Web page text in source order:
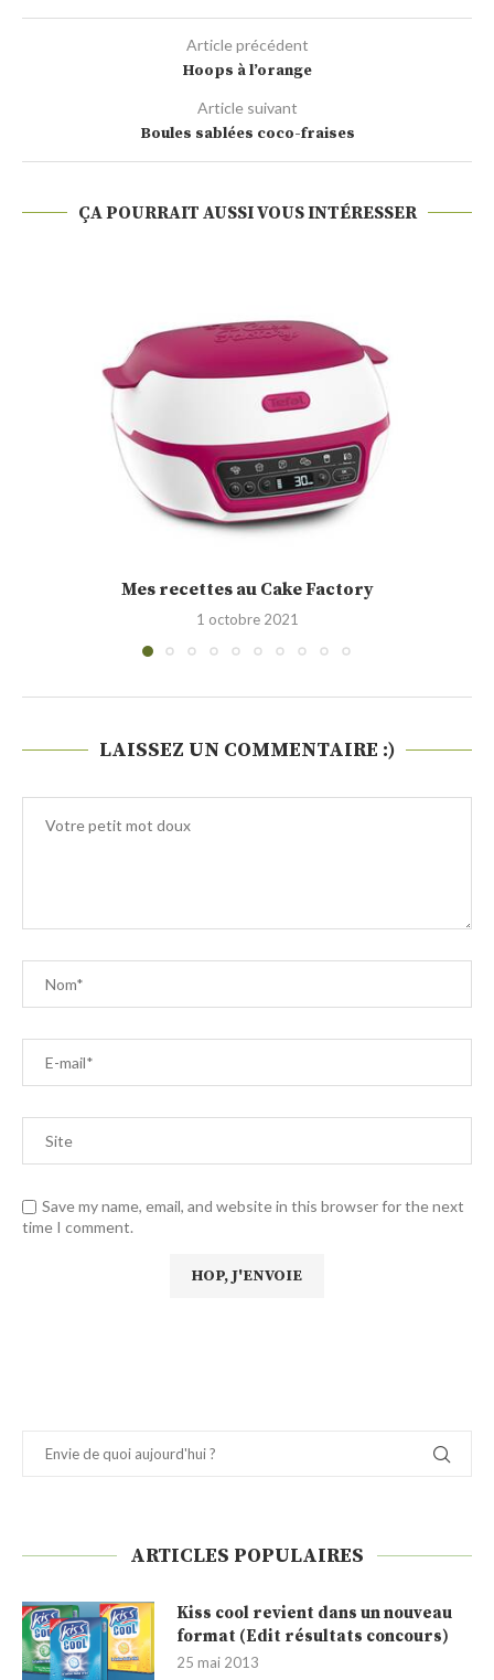
Article précédent
Hoops à l’orange
Article suivant
Boules sablées coco-fraises
ÇA POURRAIT AUSSI VOUS INTÉRESSER
Cakounet (Philippe Conticini)
28 septembre 2021
LAISSEZ UN COMMENTAIRE :)
Save my name, email, and website in this browser for the next
time I comment.
ARTICLES POPULAIRES
Kiss cool revient dans un nouveau
format (Edit résultats concours)
25 mai 2013